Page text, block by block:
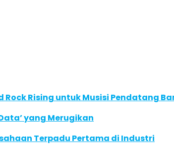
Rising untuk Musisi Pendatang
yang Merugikan
Terpadu Pertama di Industri